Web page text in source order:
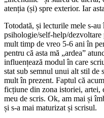
atenția (și) spre exterior. Iar
Totodată, și lecturile mele s-
psihologie/self-help/
mult timp de vreo 5-6 ani în
pentru că asta mă „ardea”
influențează modul în care
stat sub semnul unui alt stil de
mult în prezent. Faptul că
ficțiune din zona istoriei, artei,
meu de scris. Ok, am mai și
și s-a mai maturizat și scrisul.